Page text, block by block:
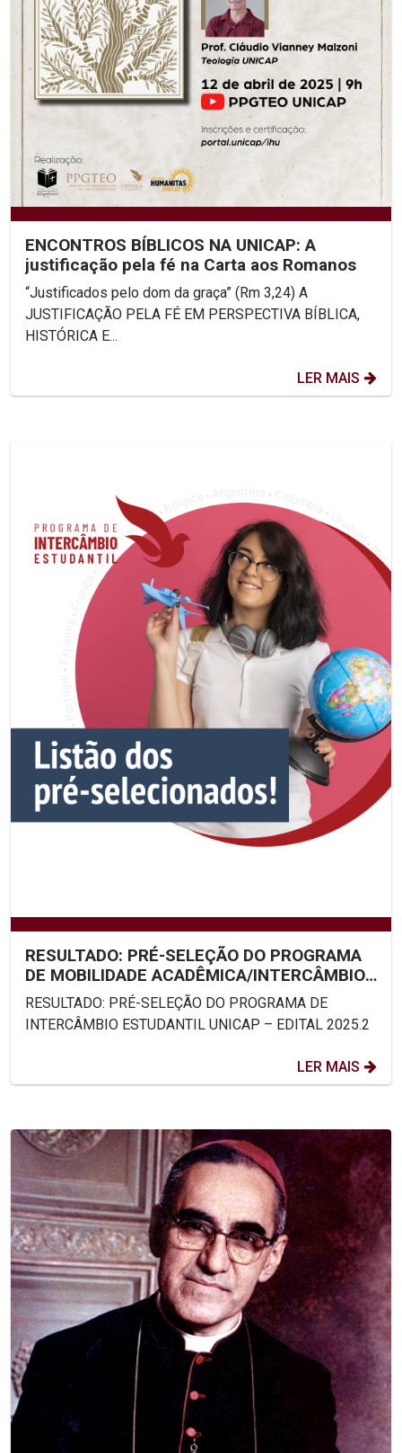
ENCONTROS BÍBLICOS NA UNICAP: A
justificação pela fé na Carta aos Romanos
“Justificados pelo dom da graça” (Rm 3,24) A
JUSTIFICAÇÃO PELA FÉ EM PERSPECTIVA BÍBLICA,
HISTÓRICA E...
LER MAIS
RESULTADO: PRÉ-SELEÇÃO DO PROGRAMA
DE MOBILIDADE ACADÊMICA/INTERCÂMBIO
ESTUDANTIL UNICAP – EDITAL...
RESULTADO: PRÉ-SELEÇÃO DO PROGRAMA DE
INTERCÂMBIO ESTUDANTIL UNICAP – EDITAL 2025.2
LER MAIS